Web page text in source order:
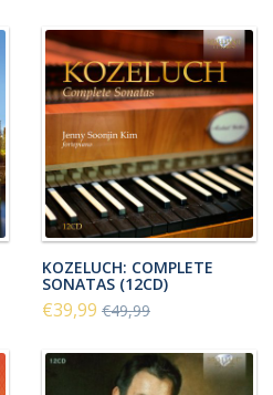
KOZELUCH: COMPLETE
SONATAS (12CD)
€39,99 €49,99